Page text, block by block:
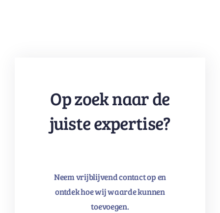
Op zoek naar de
juiste expertise?
Neem vrijblijvend contact op en
ontdek hoe wij waarde kunnen
toevoegen.